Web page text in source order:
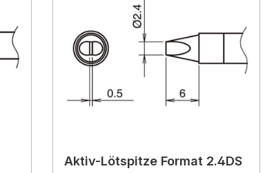
Aktiv-Lötspitze Format 2.4DS